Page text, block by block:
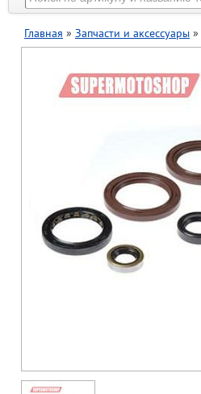
Главная » Запчасти и аксессуары »